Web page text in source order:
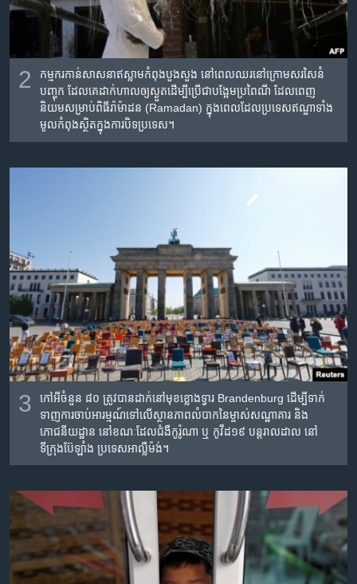
2
កម្មករ​កាន់​សាសនា​ឥស្លាម​កំពុង​បួង​សួង​ នៅ​ពេល​ឈរ​នៅ​ក្រោម​សរសៃ​នំ
បញ្ចុក​ ដែលគេ​ដាក់​ហាល​ឲ្យ​ស្ងួត​ដើម្បី​ប្រើជា​បង្អែម​ប្រពៃណី ដែល​ពេញ​
និយម​សម្រាប់​ពិធី​រ៉ាម៉ាដន​ (Ramadan) ក្នុង​ពេល​ដែល​ប្រទេស​ឥណ្ឌា​ទាំង​
មូល​កំពុង​ស្ថិត​ក្នុង​ការ​បិទ​ប្រទេស។
3
កៅអី​ចំនួន ៨០ ត្រូវ​បាន​ដាក់​នៅ​មុខ​ខ្លោង​ទ្វារ Brandenburg ដើម្បី​ទាក់​
ទាញ​ការ​ចាប់​អារម្មណ៍​ទៅ​លើ​ស្ថានភាព​លំបាក​នៃ​ម្ចាស់​សណ្ឋាគារ និង​
ភោជនីយដ្ឋាន នៅ​ខណៈ​ដែលជំងឺ​កូរ៉ូណា ឬ កូវីដ១៩ បន្ត​រាល​ដាល​ នៅ​
ទីក្រុង​ប៊ែឡាំង ប្រទេស​អាល្លឺម៉ង់។